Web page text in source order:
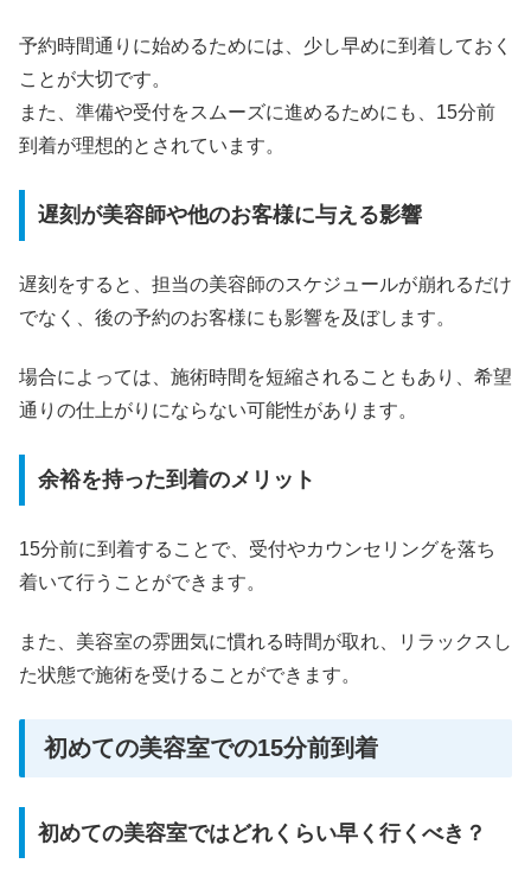
予約時間通りに始めるためには、少し早めに到着しておく
ことが大切です。
また、準備や受付をスムーズに進めるためにも、15分前
到着が理想的とされています。
遅刻が美容師や他のお客様に与える影響
遅刻をすると、担当の美容師のスケジュールが崩れるだけ
でなく、後の予約のお客様にも影響を及ぼします。
場合によっては、施術時間を短縮されることもあり、希望
通りの仕上がりにならない可能性があります。
余裕を持った到着のメリット
15分前に到着することで、受付やカウンセリングを落ち
着いて行うことができます。
また、美容室の雰囲気に慣れる時間が取れ、リラックスし
た状態で施術を受けることができます。
初めての美容室での15分前到着
初めての美容室ではどれくらい早く行くべき？